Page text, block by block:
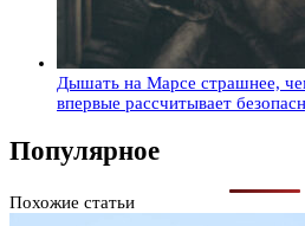
Дышать на Марсе страшнее,
впервые рассчитывает
Популярное
Похожие статьи